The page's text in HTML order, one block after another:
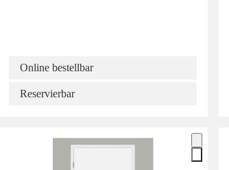
Online bestellbar
Reservierbar